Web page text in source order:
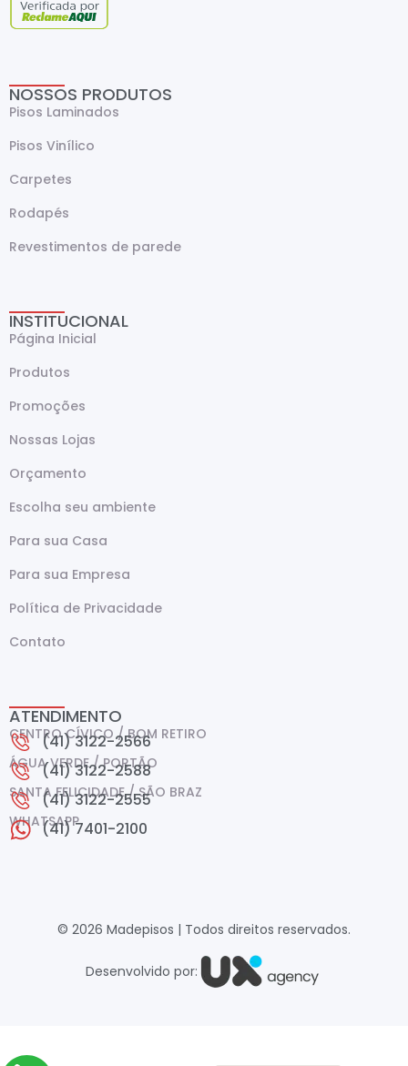
NOSSOS PRODUTOS
Pisos Laminados
Pisos Vinílico
Carpetes
Rodapés
Revestimentos de parede
INSTITUCIONAL
Página Inicial
Produtos
Promoções
Nossas Lojas
Orçamento
Escolha seu ambiente
Para sua Casa
Para sua Empresa
Política de Privacidade
Contato
ATENDIMENTO
CENTRO CÍVICO / BOM RETIRO
(41) 3122-2566
ÁGUA VERDE / PORTÃO
(41) 3122-2588
SANTA FELICIDADE / SÃO BRAZ
(41) 3122-2555
WHATSAPP(41) 7401-2100
© 2026 Madepisos | Todos direitos reservados.
Desenvolvido por: